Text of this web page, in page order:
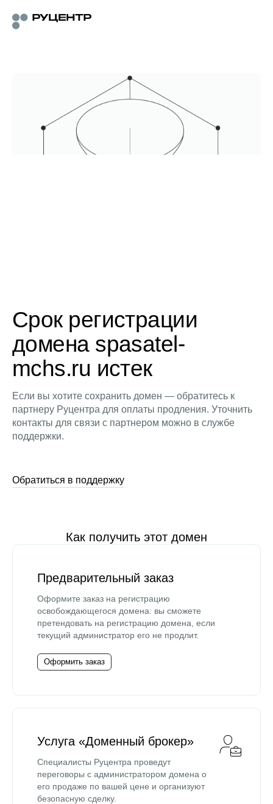
Срок регистрации
домена spasatel-
mchs.ru истек
Если вы хотите сохранить домен — обратитесь к
партнеру Руцентра для оплаты продления. Уточнить
контакты для связи с партнером можно в службе
поддержки.
Обратиться в поддержку
Как получить этот домен
Предварительный заказ
Оформите заказ на регистрацию
освобождающегося домена: вы сможете
претендовать на регистрацию домена, если
текущий администратор его не продлит.
Оформить заказ
Услуга «Доменный брокер»
Специалисты Руцентра проведут
переговоры с администратором домена о
его продаже по вашей цене и организуют
безопасную сделку.